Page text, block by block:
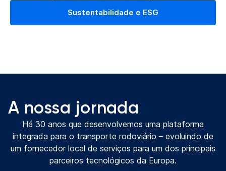
Sustentabilidade e ESG
A nossa jornada
Há 30 anos que desenvolvemos uma plataforma
integrada para o transporte rodoviário – evoluindo de
um fornecedor local de serviços para um dos principais
parceiros tecnológicos da Europa.